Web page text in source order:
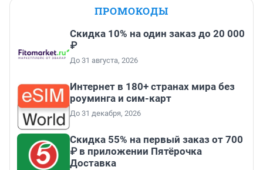
ПРОМОКОДЫ
Скидка 10% на один заказ до 20 000
₽
До 31 августа, 2026
Интернет в 180+ странах мира без
роуминга и сим-карт
До 31 декабря, 2026
Скидка 55% на первый заказ от 700
₽ в приложении Пятёрочка
Доставка